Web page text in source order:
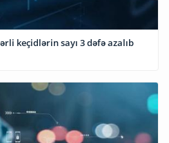
keçidlərin sayı 3 dəfə azalıb